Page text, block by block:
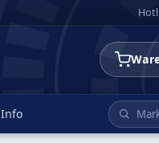
Info